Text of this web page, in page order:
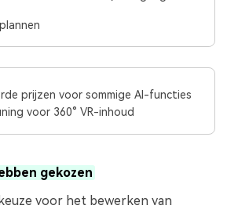
prijzen voor sommige AI-functies
voor 360° VR-inhoud
gekozen
voor het bewerken van